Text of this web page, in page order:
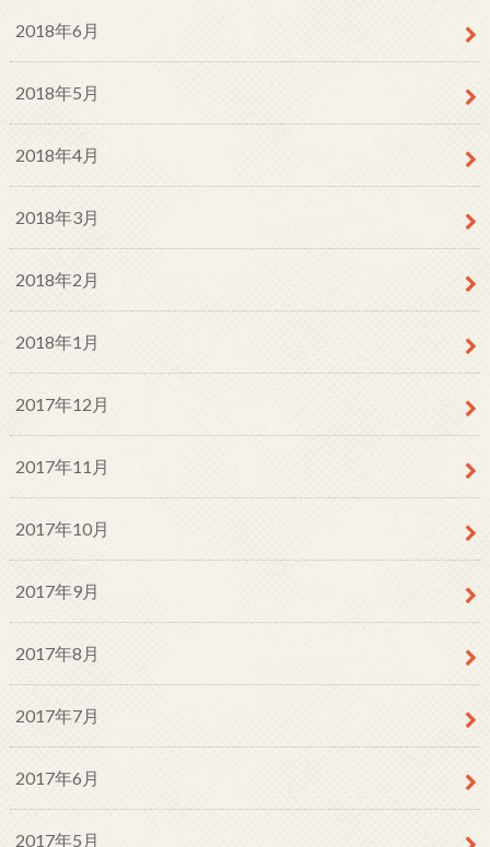
2018年6月
2018年5月
2018年4月
2018年3月
2018年2月
2018年1月
2017年12月
2017年11月
2017年10月
2017年9月
2017年8月
2017年7月
2017年6月
2017年5月